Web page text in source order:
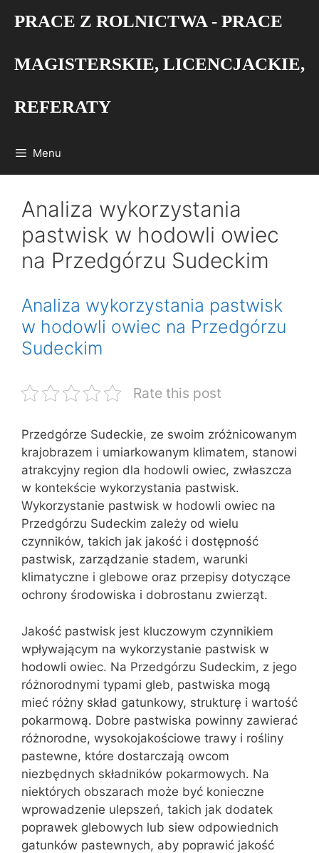
PRACE Z ROLNICTWA - PRACE
MAGISTERSKIE, LICENCJACKIE,
REFERATY
Menu
Analiza wykorzystania
pastwisk w hodowli owiec
na Przedgórzu Sudeckim
Analiza wykorzystania pastwisk
w hodowli owiec na Przedgórzu
Sudeckim
Rate this post
Przedgórze Sudeckie, ze swoim zróżnicowanym
krajobrazem i umiarkowanym klimatem, stanowi
atrakcyjny region dla hodowli owiec, zwłaszcza
w kontekście wykorzystania pastwisk.
Wykorzystanie pastwisk w hodowli owiec na
Przedgórzu Sudeckim zależy od wielu
czynników, takich jak jakość i dostępność
pastwisk, zarządzanie stadem, warunki
klimatyczne i glebowe oraz przepisy dotyczące
ochrony środowiska i dobrostanu zwierząt.
Jakość pastwisk jest kluczowym czynnikiem
wpływającym na wykorzystanie pastwisk w
hodowli owiec. Na Przedgórzu Sudeckim, z jego
różnorodnymi typami gleb, pastwiska mogą
mieć różny skład gatunkowy, strukturę i wartość
pokarmową. Dobre pastwiska powinny zawierać
różnorodne, wysokojakościowe trawy i rośliny
pastewne, które dostarczają owcom
niezbędnych składników pokarmowych. Na
niektórych obszarach może być konieczne
wprowadzenie ulepszeń, takich jak dodatek
poprawek glebowych lub siew odpowiednich
gatunków pastewnych, aby poprawić jakość